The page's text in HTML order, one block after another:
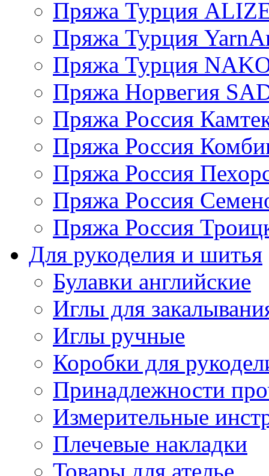
Пряжа Турция
Пряжа Турция
Пряжа Турция
Пряжа Норвегия
Пряжа Россия
Пряжа Россия
Пряжа Россия
Пряжа Россия
Пряжа Россия
Для рукоделия и шитья
Булавки английские
Иглы для
Иглы ручные
Коробки для
Принадлежности
Измерительные
Плечевые накладки
Товары для ателье